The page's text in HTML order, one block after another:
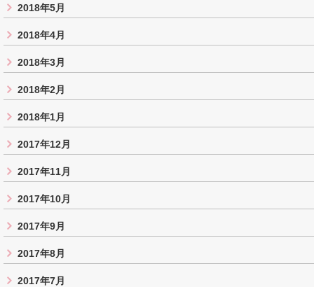
2018年5月
2018年4月
2018年3月
2018年2月
2018年1月
2017年12月
2017年11月
2017年10月
2017年9月
2017年8月
2017年7月